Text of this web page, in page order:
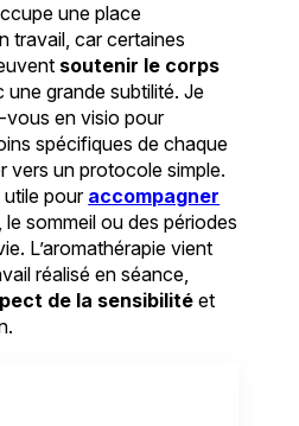
une place
travail, car certaines
soutenir le corps
grande subtilité. Je
en visio pour
spécifiques de chaque
vers un protocole simple.
utile pouraccompagner
le sommeil ou des périodes
L’aromathérapie vient
réalisé en séance,
de la sensibilité et